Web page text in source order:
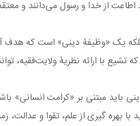
اطاعت از خدا و رسول
یک «وظیفۀ دینی» است که هدف
تشیع با ارائه نظریۀ
باید مبتنی بر «کرامت انسانی»
بهره گیری از علم، تقوا و عدالت،